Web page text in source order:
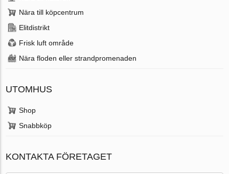
Nära till köpcentrum
Elitdistrikt
Frisk luft område
Nära floden eller strandpromenaden
UTOMHUS
Shop
Snabbköp
KONTAKTA FÖRETAGET